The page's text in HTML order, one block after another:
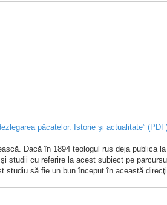
păcatelor. Istorie şi actualitate”
Dacă în 1894 teologul rus deja publica
studii cu referire la acest subiect pe
studiu să fie un bun început în această